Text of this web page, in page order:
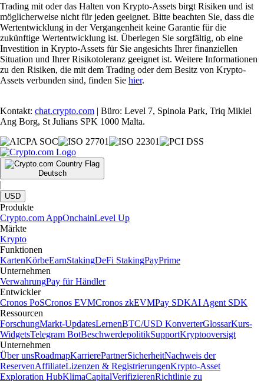
Trading mit oder das Halten von Krypto-Assets birgt Risiken und ist
möglicherweise nicht für jeden geeignet. Bitte beachten Sie, dass die
Wertentwicklung in der Vergangenheit keine Garantie für die
zukünftige Wertentwicklung ist. Überlegen Sie sorgfältig, ob eine
Investition in Krypto-Assets für Sie angesichts Ihrer finanziellen
Situation und Ihrer Risikotoleranz geeignet ist. Weitere Informationen
zu den Risiken, die mit dem Trading oder dem Besitz von Krypto-
Assets verbunden sind, finden Sie hier.
Kontakt: chat.crypto.com | Büro: Level 7, Spinola Park, Triq Mikiel
Ang Borg, St Julians SPK 1000 Malta.
Deutsch
|
USD
Produkte
Crypto.com AppOnchainLevel Up
Märkte
Krypto
Funktionen
KartenKörbeEarnStakingDeFi StakingPayPrime
Unternehmen
VerwahrungPay für Händler
Entwickler
Cronos PoSCronos EVMCronos zkEVMPay SDKAI Agent SDK
Ressourcen
ForschungMarkt-UpdatesLernenBTC/USD KonverterGlossarKurs-
WidgetsTelegram BotBeschwerdepolitikSupportKryptooversigt
Unternehmen
Über unsRoadmapKarrierePartnerSicherheitNachweis der
ReservenAffiliateLizenzen & RegistrierungenKrypto-Asset
Exploration HubKlimaCapitalVerifizierenRichtlinie zu